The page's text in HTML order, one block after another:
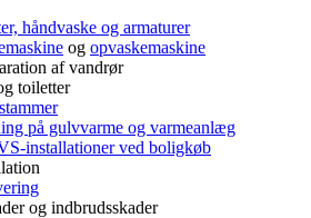
håndvaske og armaturer
og opvaskemaskine
af vandrør
toiletter
på gulvvarme og varmeanlæg
installationer ved boligkøb
og indbrudsskader